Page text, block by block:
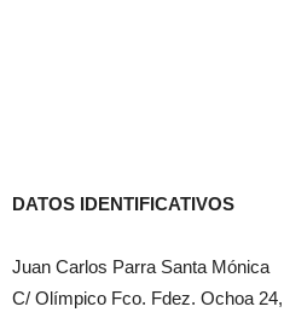
DATOS IDENTIFICATIVOS
Juan Carlos Parra Santa Mónica
C/ Olímpico Fco. Fdez. Ochoa